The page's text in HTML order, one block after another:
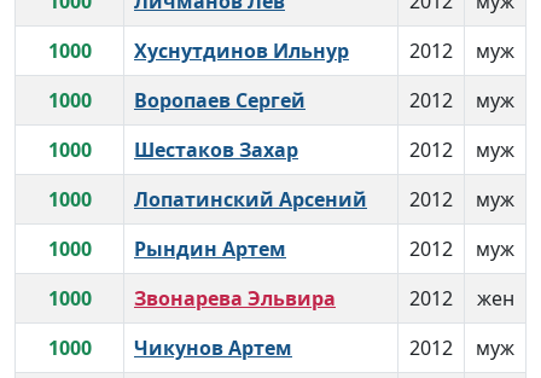
1000
Хуснутдинов Ильнур 2012
муж
1000
Воропаев Сергей 2012
муж
1000
Шестаков Захар 2012
муж
1000
Лопатинский Арсений 2012
муж
1000
Рындин Артем 2012
муж
1000
Звонарева Эльвира 2012
жен
1000
Чикунов Артем 2012
муж